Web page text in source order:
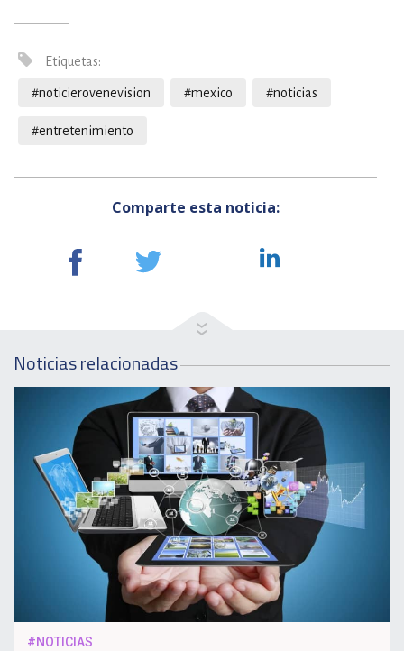
Etiquetas:
#noticierovenevision #mexico #noticias
#entretenimiento
Comparte esta noticia:
Noticias relacionadas
#NOTICIAS